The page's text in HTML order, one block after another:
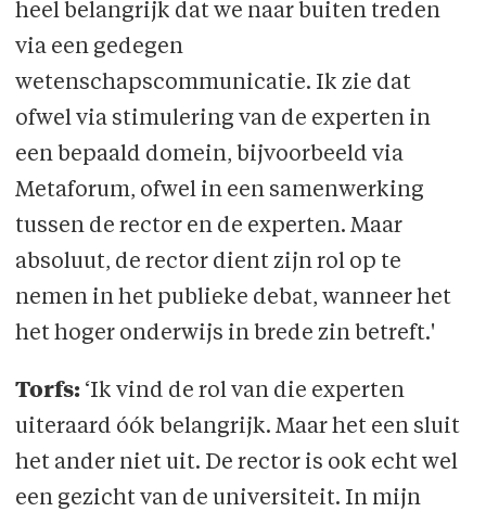
heel belangrijk dat we naar buiten treden
via een gedegen
wetenschapscommunicatie. Ik zie dat
ofwel via stimulering van de experten in
een bepaald domein, bijvoorbeeld via
Metaforum, ofwel in een samenwerking
tussen de rector en de experten. Maar
absoluut, de rector dient zijn rol op te
nemen in het publieke debat, wanneer het
het hoger onderwijs in brede zin betreft.'
Torfs: ‘Ik vind de rol van die experten
uiteraard óók belangrijk. Maar het een sluit
het ander niet uit. De rector is ook echt wel
een gezicht van de universiteit. In mijn